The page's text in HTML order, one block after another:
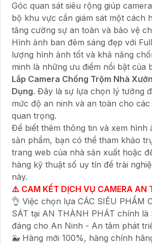
Góc quan sát siêu rộng giúp
bộ khu vực cần giám sát một cách
tăng cường sự an toàn và bảo vệ
Hình ảnh ban đêm sáng đẹp với
lượng hình ảnh tốt và khả năng
minh là những ưu điểm nổi bật của
Lắp Camera Chống Trộm Nhà
Dụng. Đây là sự lựa chọn lý tưởng
mức độ an ninh và an toàn cho các
quan trọng.
Để biết thêm thông tin và xem hình
sản phẩm, bạn có thể tham khảo
trang web của nhà sản xuất hoặc
hàng kỹ thuật số uy tín để trải
này.
⚠️ CAM KẾT DỊCH VỤ CAMERA AN
👌 Việc chọn lựa CÁC SIÊU PHẨM
SÁT tại AN THÀNH PHÁT chính là
đáng cho An Ninh - An tâm phát
🐳 Hàng mới 100%, hàng chính